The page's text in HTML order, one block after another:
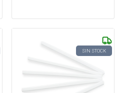
SIN STOCK